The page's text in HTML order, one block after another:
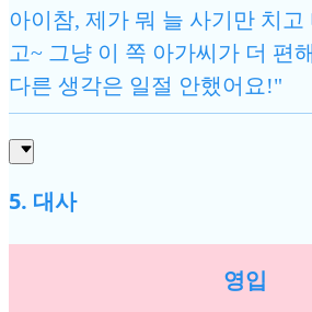
아이참, 제가 뭐 늘 사기만 치고
고~ 그냥 이 쪽 아가씨가 더 편
다른 생각은 일절 안했어요!"
5. 대사
영입